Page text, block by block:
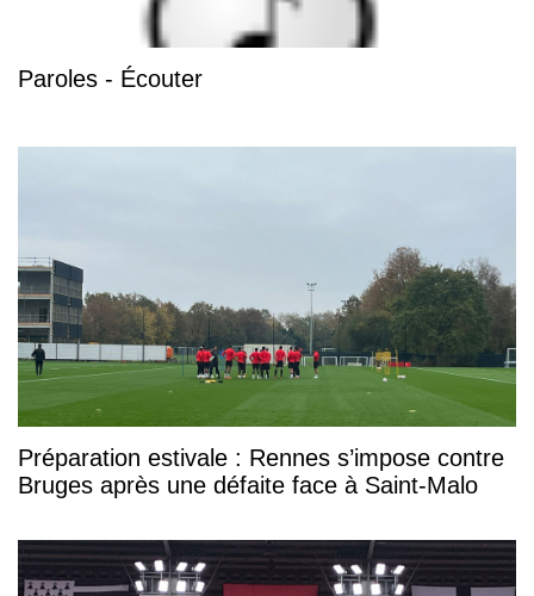
Paroles - Écouter
Préparation estivale : Rennes s’impose contre
Bruges après une défaite face à Saint-Malo